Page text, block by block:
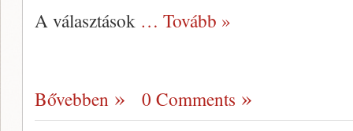
A választások … Tovább »
Bővebben 0 Comments